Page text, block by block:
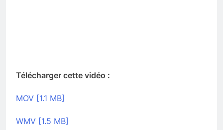
Télécharger cette vidéo :
MOV [1.1 MB]
WMV [1.5 MB]